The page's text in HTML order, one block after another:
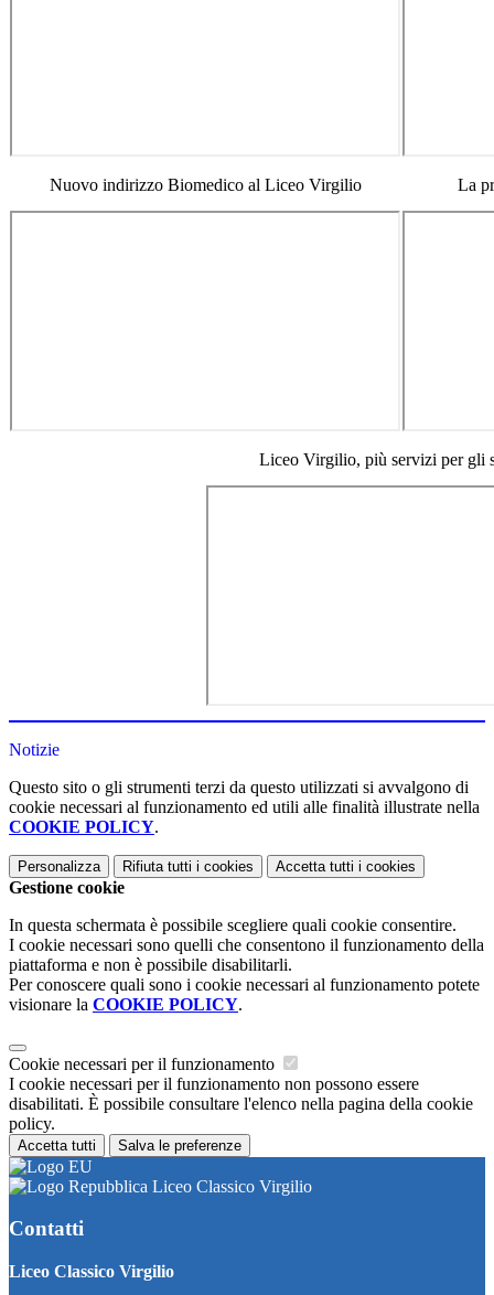
Nuovo indirizzo Biomedico al Liceo Virgilio La
Liceo Virgilio, più servizi per gli
Notizie
Questo sito o gli strumenti terzi da questo utilizzati si avvalgono di
cookie necessari al funzionamento ed utili alle finalità illustrate nella
COOKIE POLICY.
Personalizza Rifiuta tutti i cookies Accetta tutti i cookies
Gestione cookie
In questa schermata è possibile scegliere quali cookie consentire.
I cookie necessari sono quelli che consentono il funzionamento della
piattaforma e non è possibile disabilitarli.
Per conoscere quali sono i cookie necessari al funzionamento potete
visionare la COOKIE POLICY.
Cookie necessari per il funzionamento
I cookie necessari per il funzionamento non possono essere
disabilitati. È possibile consultare l'elenco nella pagina della cookie
policy.
Accetta tutti Salva le preferenze
Liceo Classico Virgilio
Contatti
Liceo Classico Virgilio